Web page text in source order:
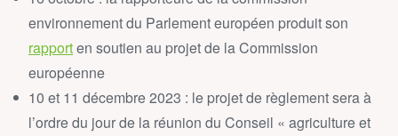
environnement du Parlement européen produit son
rapporten soutien au projet de la Commission
européenne
10 et 11 décembre 2023 : le projet de règlement sera à
l’ordre du jour de la réunion du Conseil « agriculture et